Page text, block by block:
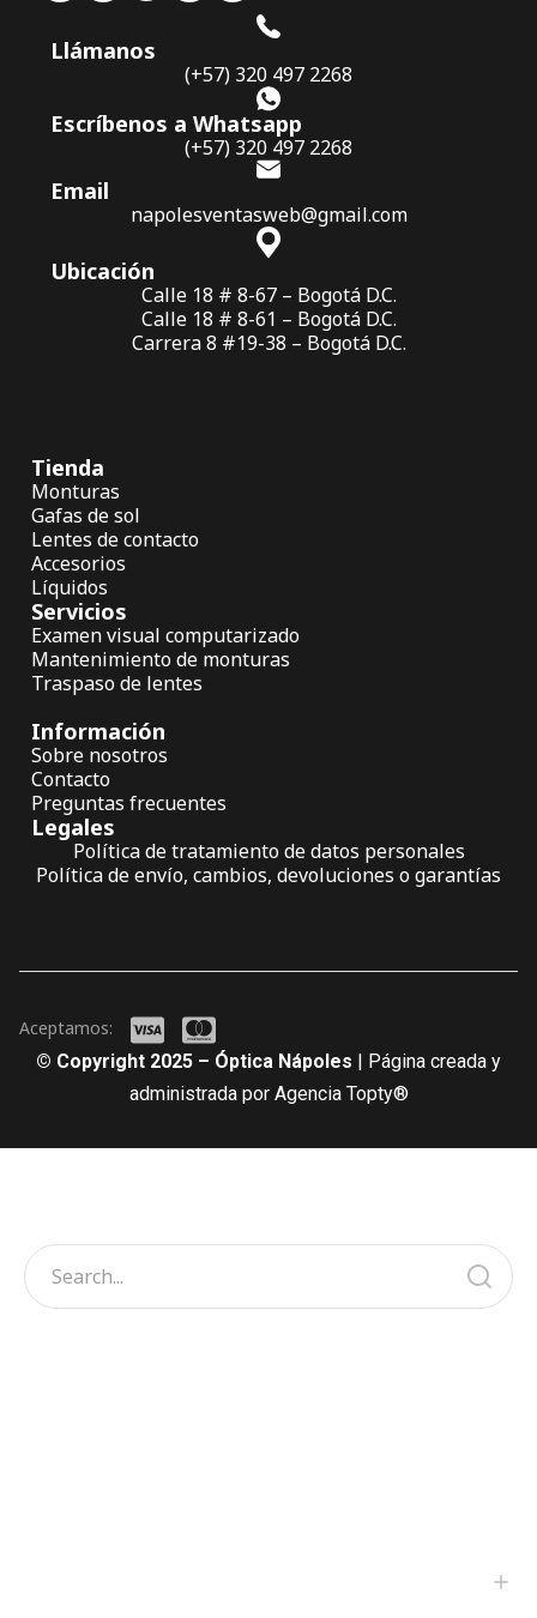
Llámanos
(+57) 320 497 2268
Escríbenos a Whatsapp
(+57) 320 497 2268
Email
napolesventasweb@gmail.com
Ubicación
Calle 18 # 8-67 – Bogotá D.C.
Calle 18 # 8-61 – Bogotá D.C.
Carrera 8 #19-38 – Bogotá D.C.
Tienda
Monturas
Gafas de sol
Lentes de contacto
Accesorios
Líquidos
Servicios
Examen visual computarizado
Mantenimiento de monturas
Traspaso de lentes
Información
Sobre nosotros
Contacto
Preguntas frecuentes
Legales
Política de tratamiento de datos personales
Política de envío, cambios, devoluciones o garantías
© Copyright 2025 – Óptica Nápoles | Página creada y
administrada por Agencia Topty®
Aceptamos: